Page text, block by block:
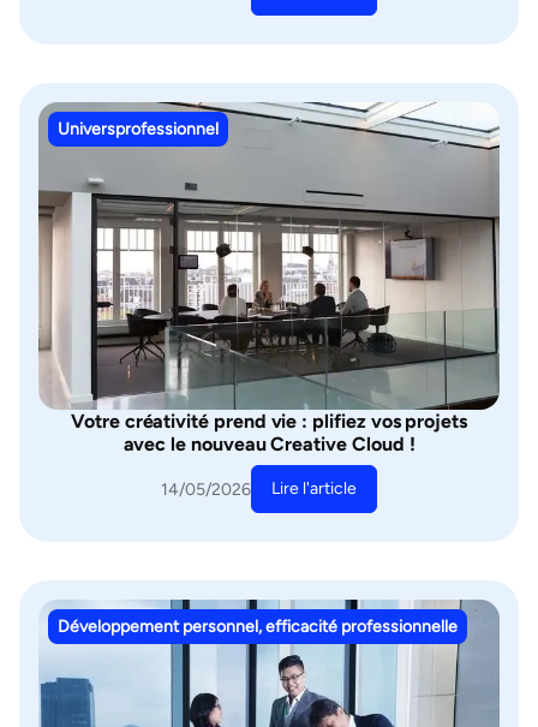
Universprofessionnel
Votre créativité prend vie : plifiez vos projets
avec le nouveau Creative Cloud !
14/05/2026 Lire l'article
Développement personnel, efficacité professionnelle